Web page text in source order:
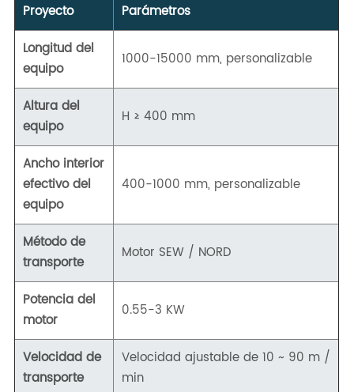
Proyecto
Parámetros
Longitud del
equipo
1000-15000 mm, personalizable
Altura del
equipo
H ≥ 400 mm
Ancho interior
efectivo del
equipo
400-1000 mm, personalizable
Método de
transporte
Motor SEW / NORD
Potencia del
motor
0.55-3 KW
Velocidad de
transporte
Velocidad ajustable de 10 ~ 90 m /
min